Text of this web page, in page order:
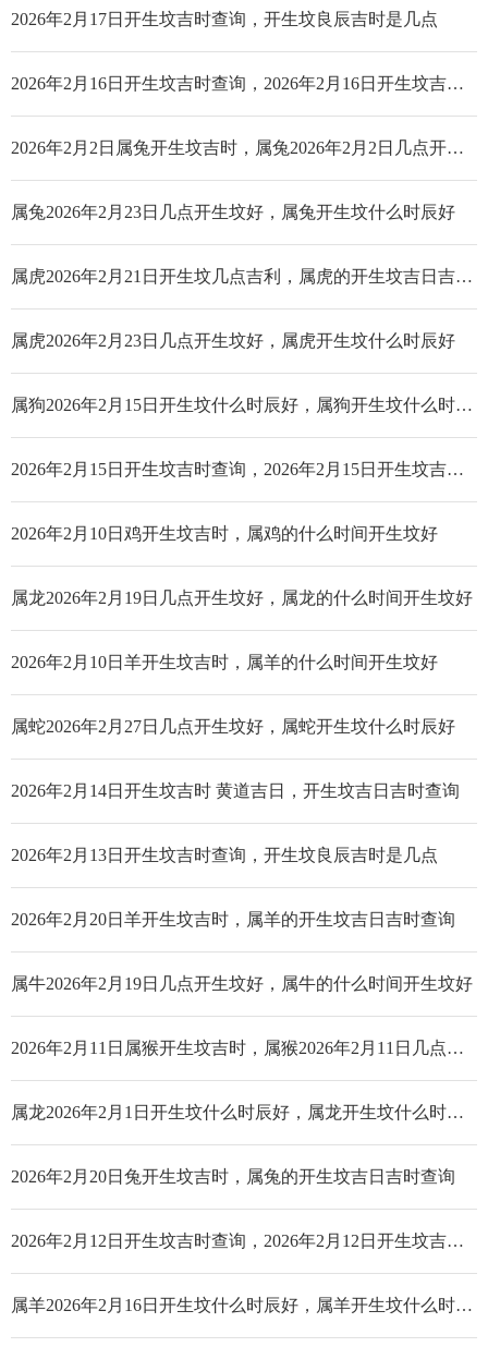
2026年2月17日开生坟吉时查询，开生坟良辰吉时是几点
2026年2月16日开生坟吉时查询，2026年2月16日开生坟吉时是几点_哪个时辰好
2026年2月2日属兔开生坟吉时，属兔2026年2月2日几点开生坟好
属兔2026年2月23日几点开生坟好，属兔开生坟什么时辰好
属虎2026年2月21日开生坟几点吉利，属虎的开生坟吉日吉时查询
属虎2026年2月23日几点开生坟好，属虎开生坟什么时辰好
属狗2026年2月15日开生坟什么时辰好，属狗开生坟什么时辰好
2026年2月15日开生坟吉时查询，2026年2月15日开生坟吉时是几点_哪个时辰好
2026年2月10日鸡开生坟吉时，属鸡的什么时间开生坟好
属龙2026年2月19日几点开生坟好，属龙的什么时间开生坟好
2026年2月10日羊开生坟吉时，属羊的什么时间开生坟好
属蛇2026年2月27日几点开生坟好，属蛇开生坟什么时辰好
2026年2月14日开生坟吉时 黄道吉日，开生坟吉日吉时查询
2026年2月13日开生坟吉时查询，开生坟良辰吉时是几点
2026年2月20日羊开生坟吉时，属羊的开生坟吉日吉时查询
属牛2026年2月19日几点开生坟好，属牛的什么时间开生坟好
2026年2月11日属猴开生坟吉时，属猴2026年2月11日几点开生坟好
属龙2026年2月1日开生坟什么时辰好，属龙开生坟什么时辰好
2026年2月20日兔开生坟吉时，属兔的开生坟吉日吉时查询
2026年2月12日开生坟吉时查询，2026年2月12日开生坟吉时是几点_哪个时辰好
属羊2026年2月16日开生坟什么时辰好，属羊开生坟什么时辰好